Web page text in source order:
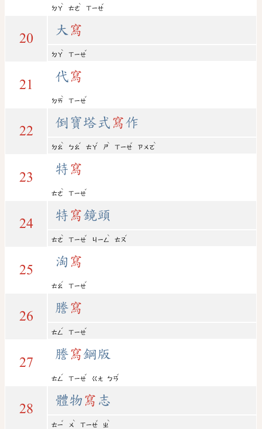
ㄉㄚ
ˋ
ㄊㄜ
ˋ
ㄒㄧㄝ
ˇ
20
大 寫
ㄉㄚ
ˋ
ㄒㄧㄝ
ˇ
21
代寫
ㄉㄞ
ˋ
ㄒㄧㄝ
ˇ
22
倒寶塔式 寫作
ㄉㄠ
ˋ
ㄅㄠ
ˇ
ㄊㄚ
ˇ
ㄕ
ˋ
ㄒㄧㄝ
ˇ
ㄗㄨㄛ
ˋ
23
特 寫
ㄊㄜ
ˋ
ㄒㄧㄝ
ˇ
24
特 寫鏡頭
ㄊㄜ
ˋ
ㄒㄧㄝ
ˇ
ㄐㄧㄥ
ˋ
ㄊㄡ
ˊ
25
淘 寫
ㄊㄠ
ˊ
ㄒㄧㄝ
ˇ
26
謄寫
ㄊㄥ
ˊ
ㄒㄧㄝ
ˇ
27
謄寫鋼版
ㄊㄥ
ˊ
ㄒㄧㄝ
ˇ
ㄍㄤ ㄅㄢ
ˇ
28
體物寫 志
ㄊㄧ
ˇ
ㄨ
ˋ
ㄒㄧㄝ
ˇ
ㄓ
ˋ